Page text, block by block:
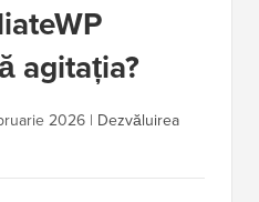
agitația?
2026 | Dezvăluirea